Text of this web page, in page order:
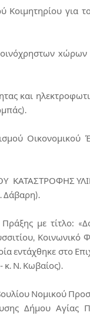
για
xώρων
και
Οικονομικού
ΚΑΤΑΣΤΡΟΦΗΣ
Δάβαρη).
με τίτλο:
Κοινωνικό
εντάχθηκε στο
κ. Ν. Κωβαίος).
Νομικού
Δήμου Αγίας